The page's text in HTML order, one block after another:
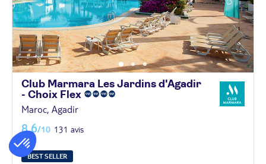
Club Marmara Les Jardins d'Agadir
- Choix Flex
Maroc, Agadir
8,6/10 131 avis
BEST SELLER